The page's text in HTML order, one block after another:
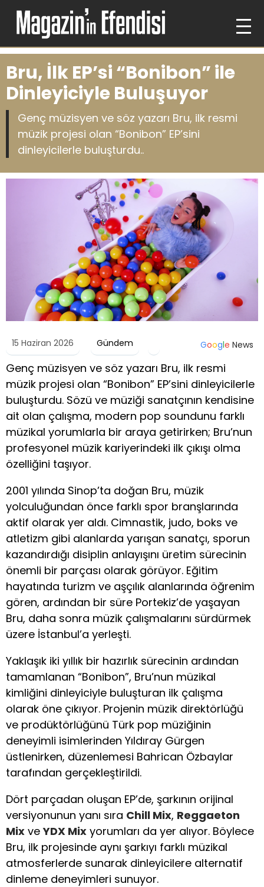
Bru, İlk EP’si “Bonibon” ile
Dinleyiciyle Buluşuyor
Genç müzisyen ve söz yazarı Bru, ilk resmi
müzik projesi olan “Bonibon” EP’sini
dinleyicilerle buluşturdu..
15 Haziran 2026 Gündem Google News
Genç müzisyen ve söz yazarı Bru, ilk resmi
müzik projesi olan “Bonibon” EP’sini dinleyicilerle
buluşturdu. Sözü ve müziği sanatçının kendisine
ait olan çalışma, modern pop soundunu farklı
müzikal yorumlarla bir araya getirirken; Bru’nun
profesyonel müzik kariyerindeki ilk çıkışı olma
özelliğini taşıyor.
2001 yılında Sinop’ta doğan Bru, müzik
yolculuğundan önce farklı spor branşlarında
aktif olarak yer aldı. Cimnastik, judo, boks ve
atletizm gibi alanlarda yarışan sanatçı, sporun
kazandırdığı disiplin anlayışını üretim sürecinin
önemli bir parçası olarak görüyor. Eğitim
hayatında turizm ve aşçılık alanlarında öğrenim
gören, ardından bir süre Portekiz’de yaşayan
Bru, daha sonra müzik çalışmalarını sürdürmek
üzere İstanbul’a yerleşti.
Yaklaşık iki yıllık bir hazırlık sürecinin ardından
tamamlanan “Bonibon”, Bru’nun müzikal
kimliğini dinleyiciyle buluşturan ilk çalışma
olarak öne çıkıyor. Projenin müzik direktörlüğü
ve prodüktörlüğünü Türk pop müziğinin
deneyimli isimlerinden Yıldıray Gürgen
üstlenirken, düzenlemesi Bahrican Özbaylar
tarafından gerçekleştirildi.
Dört parçadan oluşan EP’de, şarkının orijinal
versiyonunun yanı sıra Chill Mix, Reggaeton
Mix veYDX Mix yorumları da yer alıyor. Böylece
Bru, ilk projesinde aynı şarkıyı farklı müzikal
atmosferlerde sunarak dinleyicilere alternatif
dinleme deneyimleri sunuyor.